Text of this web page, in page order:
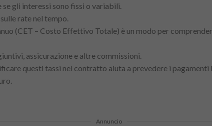
gli interessi sono fissi o variabili.
rate nel tempo.
(CET – Costo Effettivo Totale) è un modo per
assicurazione e altre commissioni.
questi tassi nel contratto aiuta a prevedere i pagamenti
Annuncio